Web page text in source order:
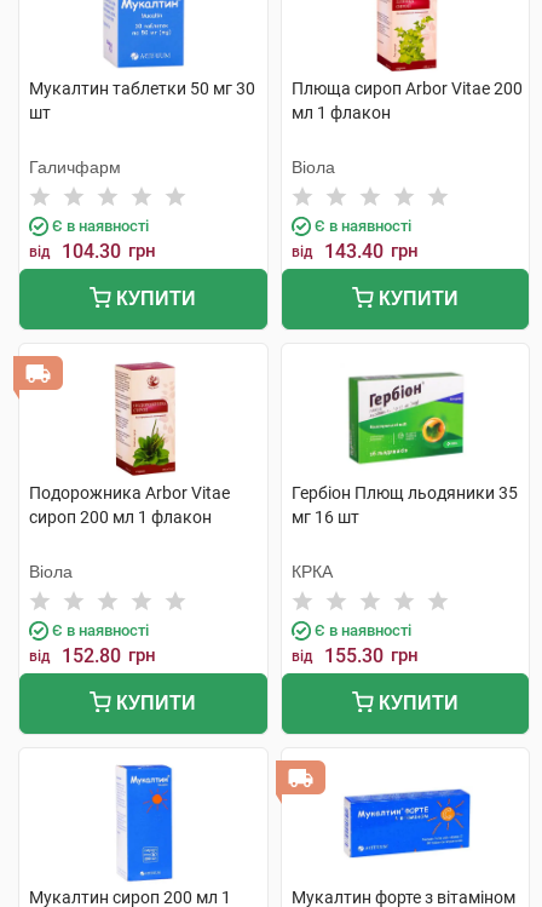
Мукалтин таблетки 50 мг 30
шт
Галичфарм
Є в наявності
від 104.30 грн
КУПИТИ
Плюща сироп Arbor Vitae 200
мл 1 флакон
Віола
Є в наявності
від 143.40 грн
КУПИТИ
Подорожника Arbor Vitae
сироп 200 мл 1 флакон
Віола
Є в наявності
від 152.80 грн
КУПИТИ
Гербіон Плющ льодяники 35
мг 16 шт
КРКА
Є в наявності
від 155.30 грн
КУПИТИ
Мукалтин сироп 200 мл 1 Мукалтин форте з вітаміном